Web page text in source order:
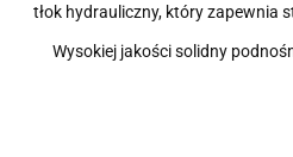
tłok hydrauliczny, który zapewnia
Wysokiej jakości solidny